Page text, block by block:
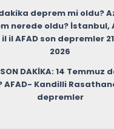
deprem mi oldu?
nerede oldu? İstanbul,
il AFAD son depremler
2026
SON DAKİKA: 14 Temmuz
AFAD- Kandilli
depremler